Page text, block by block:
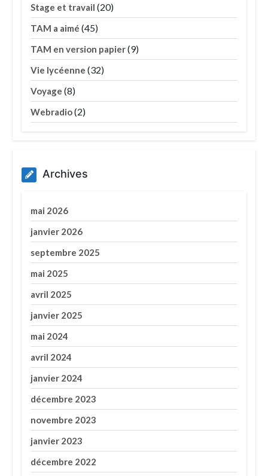
Stage et travail (20)
TAM a aimé (45)
TAM en version papier(9)
Vie lycéenne (32)
Voyage (8)
Webradio(2)
Archives
mai 2026
janvier 2026
septembre 2025
mai 2025
avril 2025
janvier 2025
mai 2024
avril 2024
janvier 2024
décembre 2023
novembre 2023
janvier 2023
décembre 2022